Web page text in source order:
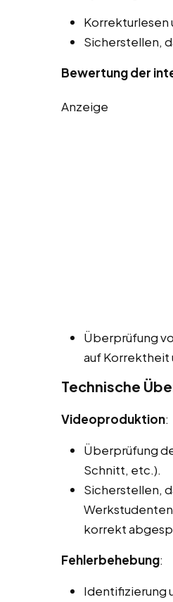
Korrekturlesen
Sicherstellen,
Bewertung der
Anzeige
Überprüfung
auf Korrektheit
Technische
Videoproduktion:
Überprüfung
Schnitt, etc.).
Sicherstellen,
korrekt
Fehlerbehebung:
Identifizierung